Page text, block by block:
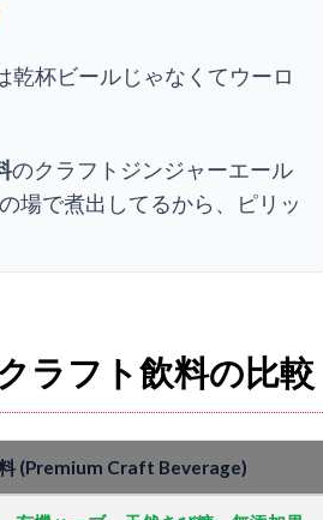
乾杯ビールじゃなくてウーロ
のクラフトジンジャーエール
場で煮出してるから、ピリッ
ラフト飲料の比較
(Premium Craft Beverage)